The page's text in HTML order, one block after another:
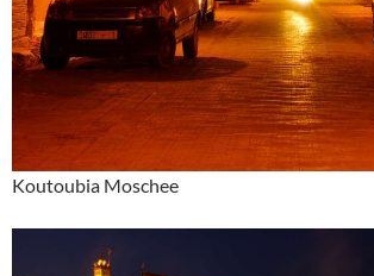
Koutoubia Moschee